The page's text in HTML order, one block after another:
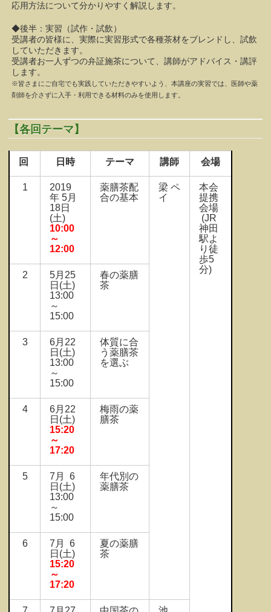
応用方法について分かりやすく解説します。
◆後半：実習（試作・試飲）
受講者の皆様に、実際に実習形式で各種茶材をブレンドし、試飲
していただきます。
受講者お一人ずつの弁証施茶について、講師がアドバイス・講評
します。
※皆さまにご自宅でも実践していただきやすいよう、本講座の実習では、医師や薬
剤師を介さずに入手・利用できる材料のみを使用します。
【各回テーマ】
回 日時 テーマ 講師 会場
1
2019
年 5月
18日
(土)
10:00
～
12:00
薬膳茶配
合の基本
梁 ペ
イ
本会
提携
会場
(JR
神田
駅よ
り徒
歩5
分)
2
5月25
日(土)
13:00
～
15:00
春の薬膳
茶
3
6月22
日(土)
13:00
～
15:00
体質に合
う薬膳茶
を選ぶ
4
6月22
日(土)
15:20
～
17:20
梅雨の薬
膳茶
5
7月 6
日(土)
13:00
～
15:00
年代別の
薬膳茶
6
7月 6
日(土)
15:20
～
17:20
夏の薬膳
茶